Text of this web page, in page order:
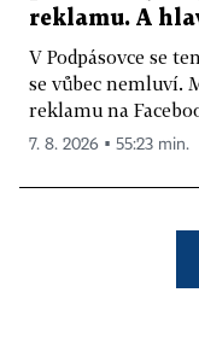
reklamu. A
V Podpásovce se
se vůbec nemluví.
reklamu na
7. 8. 2026 ▪ 55:23 min.